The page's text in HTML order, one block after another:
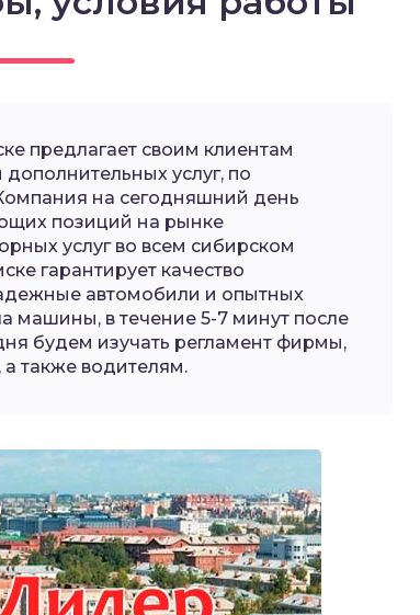
предлагает своим клиентам
услуг, по
на сегодняшний день
позиций на рынке
услуг во всем сибирском
гарантирует качество
автомобили и опытных
машины, в течение 5-7 минут после
будем изучать регламент фирмы,
а также водителям.